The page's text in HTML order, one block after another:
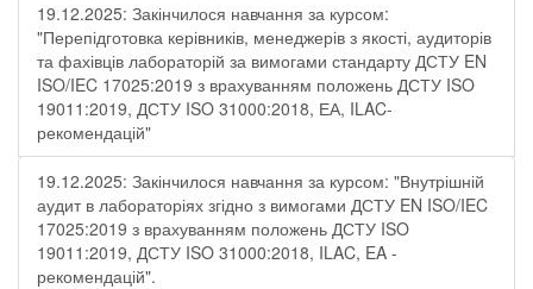
19.12.2025: Закінчилося навчання за курсом:
"Перепідготовка керівників, менеджерів з якості, аудиторів
та фахівців лабораторій за вимогами стандарту ДСТУ EN
ISO/IEC 17025:2019 з врахуванням положень ДСТУ ISO
19011:2019, ДСТУ ISO 31000:2018, ЕА, ILAC-
рекомендацій"
19.12.2025: Закінчилося навчання за курсом: "Внутрішній
аудит в лабораторіях згідно з вимогами ДСТУ EN ISO/IEC
17025:2019 з врахуванням положень ДСТУ ISO
19011:2019, ДСТУ ISO 31000:2018, ILAC, EA -
рекомендацій".